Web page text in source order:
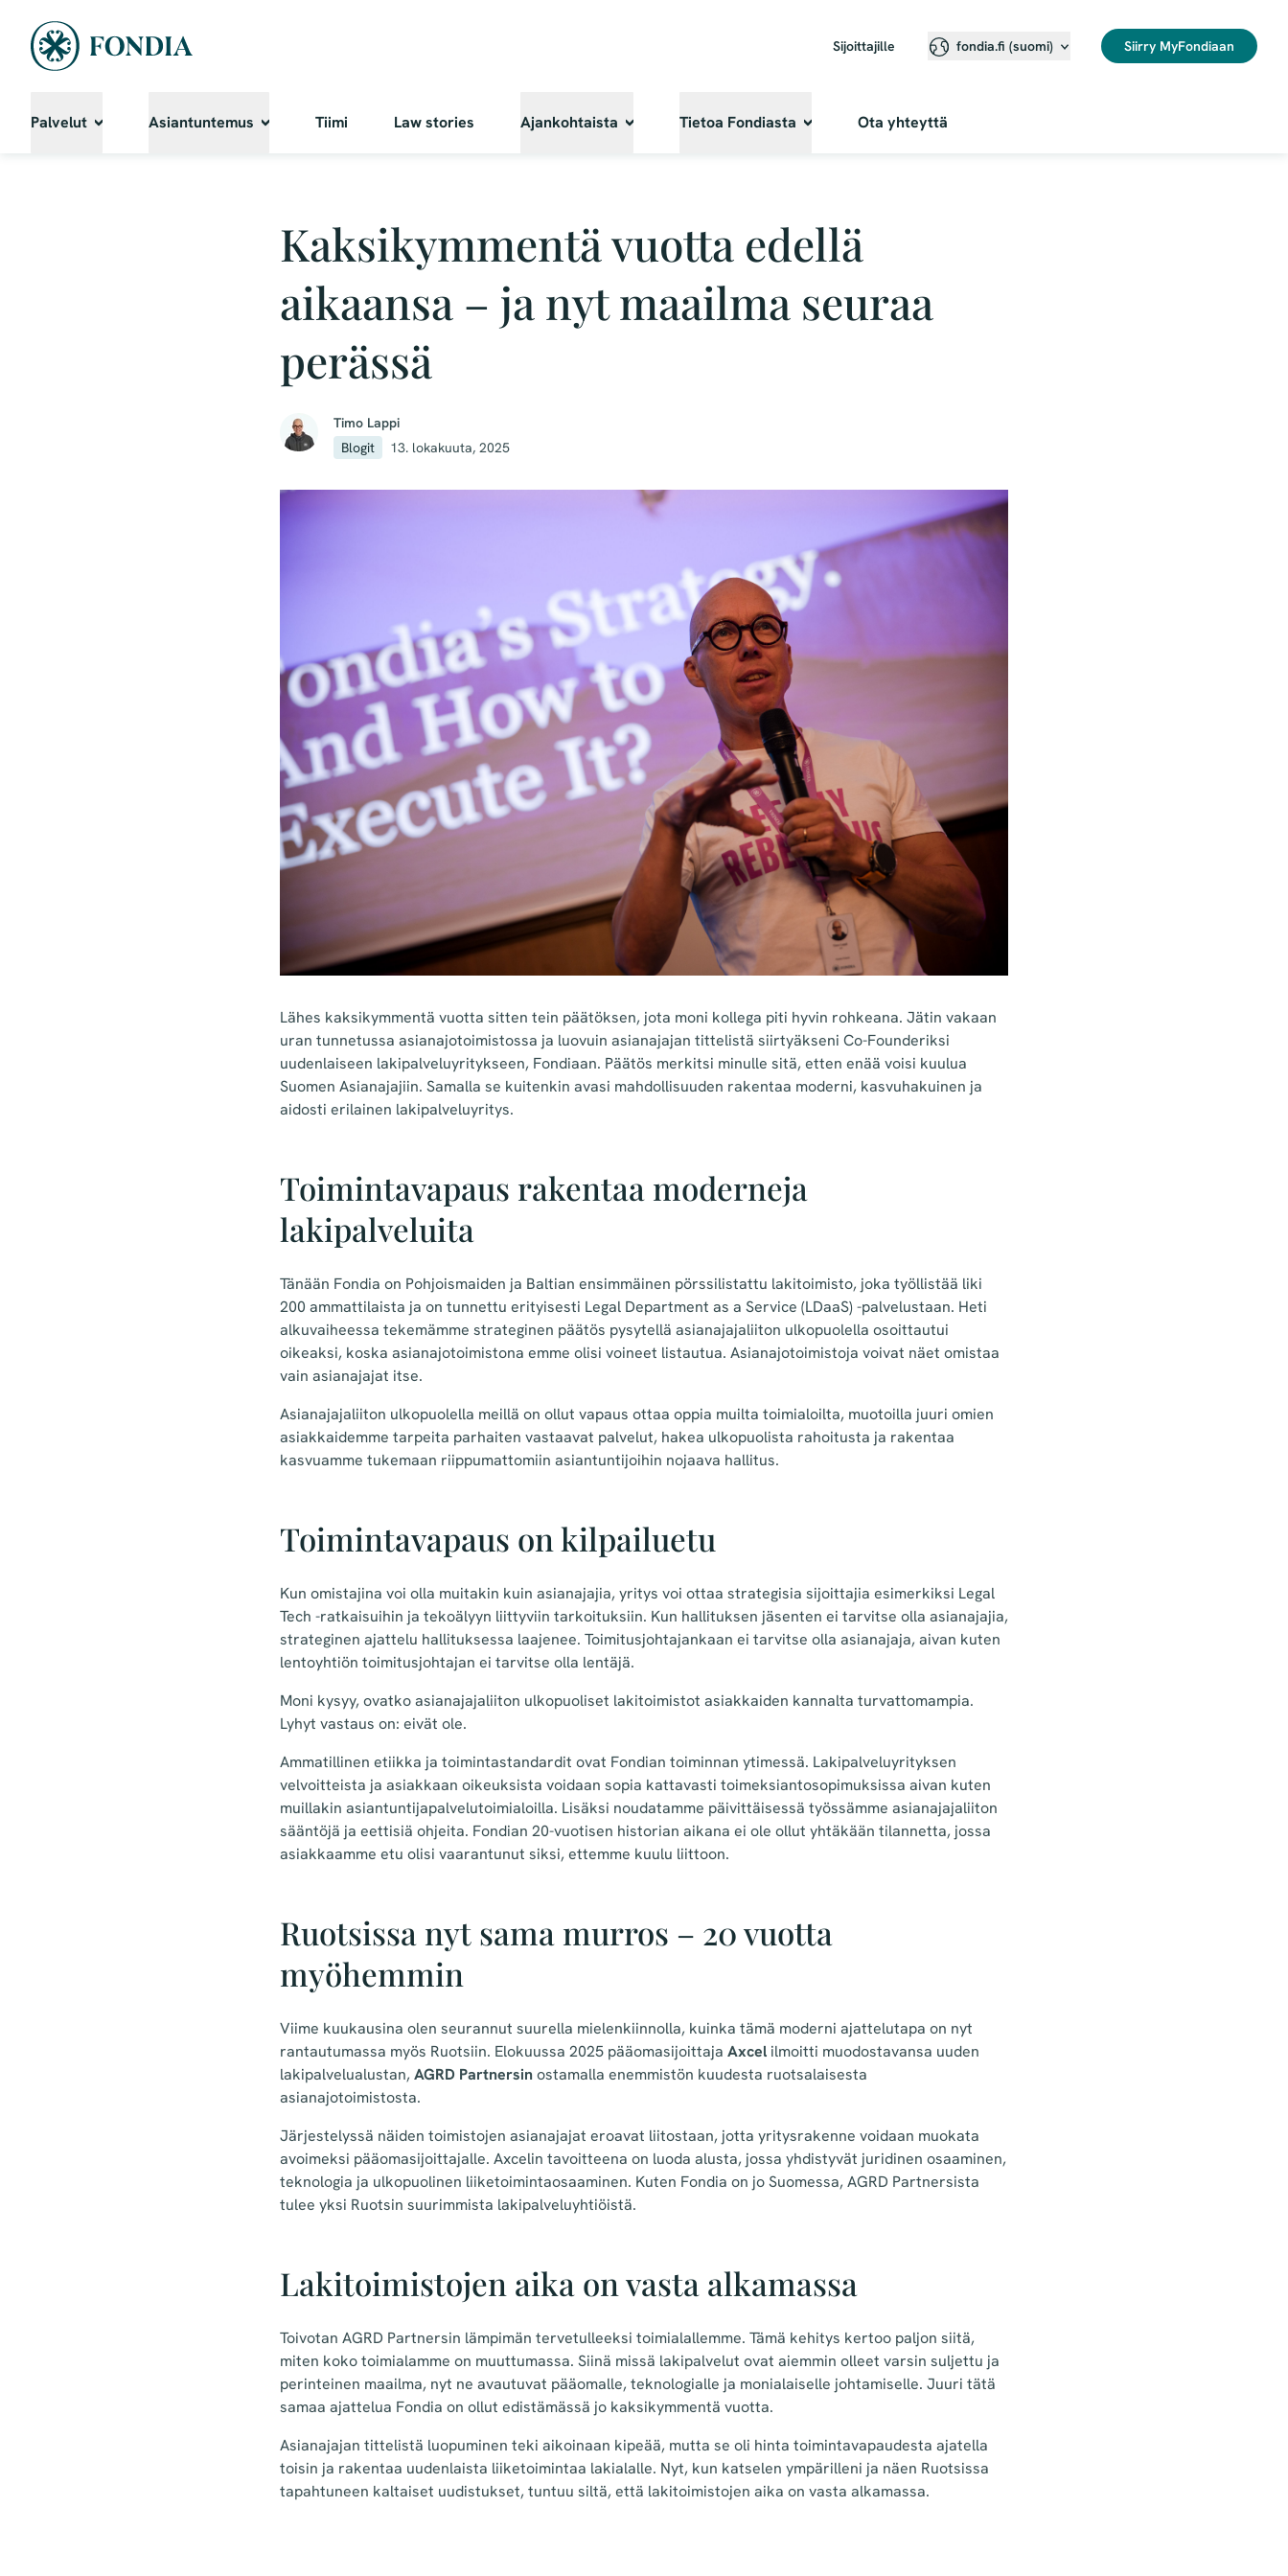
Sijoittajille fondia.fi (suomi) Siirry MyFondiaan
Palvelut Asiantuntemus Tiimi Law stories Ajankohtaista Tietoa Fondiasta Ota yhteyttä
Kaksikymmentä vuotta edellä
aikaansa – ja nyt maailma seuraa
perässä
Timo Lappi
Blogit
13. lokakuuta, 2025
Lähes kaksikymmentä vuotta sitten tein päätöksen, jota moni kollega piti hyvin rohkeana. Jätin vakaan
uran tunnetussa asianajotoimistossa ja luovuin asianajajan tittelistä siirtyäkseni Co-Founderiksi
uudenlaiseen lakipalveluyritykseen, Fondiaan. Päätös merkitsi minulle sitä, etten enää voisi kuulua
Suomen Asianajajiin. Samalla se kuitenkin avasi mahdollisuuden rakentaa moderni, kasvuhakuinen ja
aidosti erilainen lakipalveluyritys.
Toimintavapaus rakentaa moderneja
lakipalveluita
Tänään Fondia on Pohjoismaiden ja Baltian ensimmäinen pörssilistattu lakitoimisto, joka työllistää liki
200 ammattilaista ja on tunnettu erityisesti Legal Department as a Service (LDaaS) -palvelustaan. Heti
alkuvaiheessa tekemämme strateginen päätös pysytellä asianajajaliiton ulkopuolella osoittautui
oikeaksi, koska asianajotoimistona emme olisi voineet listautua. Asianajotoimistoja voivat näet omistaa
vain asianajajat itse.
Asianajajaliiton ulkopuolella meillä on ollut vapaus ottaa oppia muilta toimialoilta, muotoilla juuri omien
asiakkaidemme tarpeita parhaiten vastaavat palvelut, hakea ulkopuolista rahoitusta ja rakentaa
kasvuamme tukemaan riippumattomiin asiantuntijoihin nojaava hallitus.
Toimintavapaus on kilpailuetu
Kun omistajina voi olla muitakin kuin asianajajia, yritys voi ottaa strategisia sijoittajia esimerkiksi Legal
Tech -ratkaisuihin ja tekoälyyn liittyviin tarkoituksiin. Kun hallituksen jäsenten ei tarvitse olla asianajajia,
strateginen ajattelu hallituksessa laajenee. Toimitusjohtajankaan ei tarvitse olla asianajaja, aivan kuten
lentoyhtiön toimitusjohtajan ei tarvitse olla lentäjä.
Moni kysyy, ovatko asianajajaliiton ulkopuoliset lakitoimistot asiakkaiden kannalta turvattomampia.
Lyhyt vastaus on: eivät ole.
Ammatillinen etiikka ja toimintastandardit ovat Fondian toiminnan ytimessä. Lakipalveluyrityksen
velvoitteista ja asiakkaan oikeuksista voidaan sopia kattavasti toimeksiantosopimuksissa aivan kuten
muillakin asiantuntijapalvelutoimialoilla. Lisäksi noudatamme päivittäisessä työssämme asianajajaliiton
sääntöjä ja eettisiä ohjeita. Fondian 20-vuotisen historian aikana ei ole ollut yhtäkään tilannetta, jossa
asiakkaamme etu olisi vaarantunut siksi, ettemme kuulu liittoon.
Ruotsissa nyt sama murros – 20 vuotta
myöhemmin
Viime kuukausina olen seurannut suurella mielenkiinnolla, kuinka tämä moderni ajattelutapa on nyt
rantautumassa myös Ruotsiin. Elokuussa 2025 pääomasijoittaja Axcel ilmoitti muodostavansa uuden
lakipalvelualustan, AGRD Partnersinostamalla enemmistön kuudesta ruotsalaisesta
asianajotoimistosta.
Järjestelyssä näiden toimistojen asianajajat eroavat liitostaan, jotta yritysrakenne voidaan muokata
avoimeksi pääomasijoittajalle. Axcelin tavoitteena on luoda alusta, jossa yhdistyvät juridinen osaaminen,
teknologia ja ulkopuolinen liiketoimintaosaaminen. Kuten Fondia on jo Suomessa, AGRD Partnersista
tulee yksi Ruotsin suurimmista lakipalveluyhtiöistä.
Lakitoimistojen aika on vasta alkamassa
Toivotan AGRD Partnersin lämpimän tervetulleeksi toimialallemme. Tämä kehitys kertoo paljon siitä,
miten koko toimialamme on muuttumassa. Siinä missä lakipalvelut ovat aiemmin olleet varsin suljettu ja
perinteinen maailma, nyt ne avautuvat pääomalle, teknologialle ja monialaiselle johtamiselle. Juuri tätä
samaa ajattelua Fondia on ollut edistämässä jo kaksikymmentä vuotta.
Asianajajan tittelistä luopuminen teki aikoinaan kipeää, mutta se oli hinta toimintavapaudesta ajatella
toisin ja rakentaa uudenlaista liiketoimintaa lakialalle. Nyt, kun katselen ympärilleni ja näen Ruotsissa
tapahtuneen kaltaiset uudistukset, tuntuu siltä, että lakitoimistojen aika on vasta alkamassa.